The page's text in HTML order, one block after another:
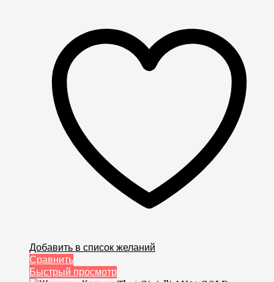
Добавить в список желаний
Сравнить
Быстрый просмотр